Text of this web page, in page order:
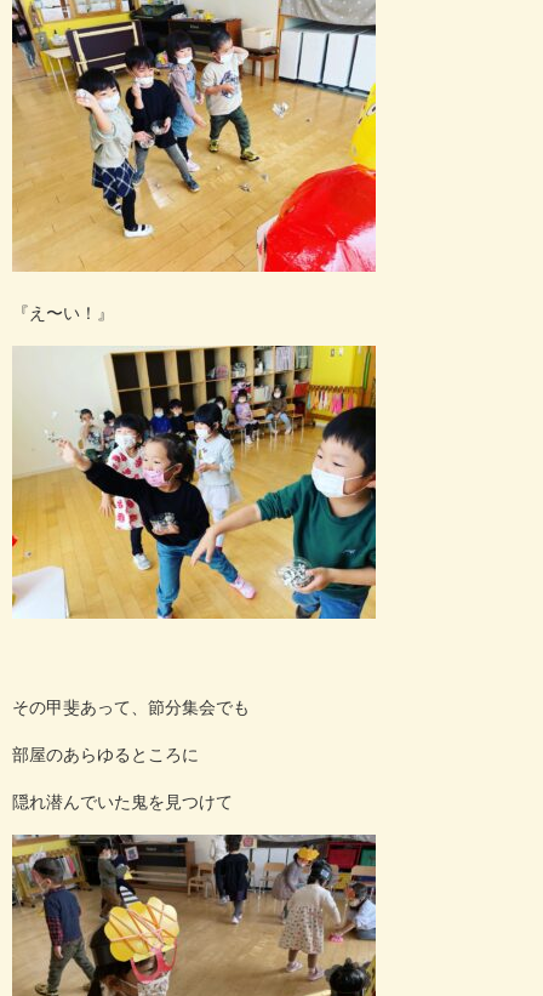
『え〜い！』
その甲斐あって、節分集会でも
部屋のあらゆるところに
隠れ潜んでいた鬼を見つけて